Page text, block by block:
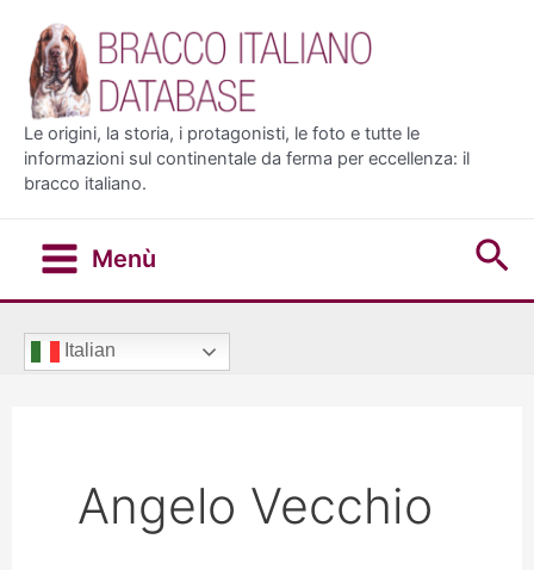
contenuto
Le origini, la storia, i protagonisti, le foto e tutte le
informazioni sul continentale da ferma per eccellenza: il
bracco italiano.
Main
Menu
Menù
Italian
Angelo Vecchio